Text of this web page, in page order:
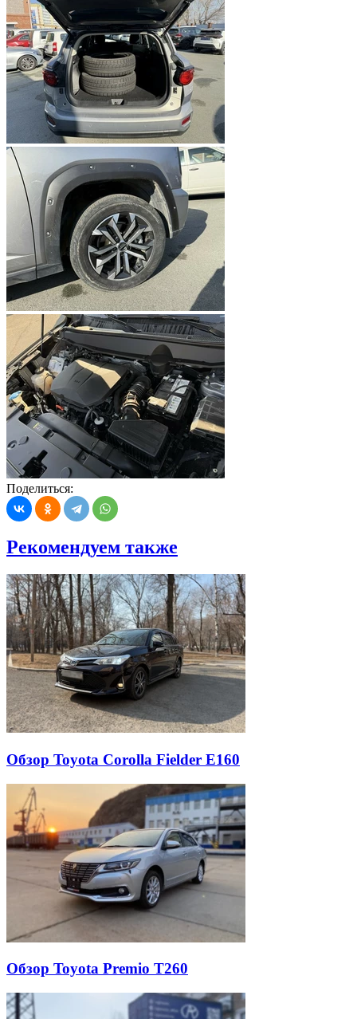
Поделиться:
Рекомендуем также
Обзор Toyota Corolla Fielder E160
Обзор Toyota Premio T260